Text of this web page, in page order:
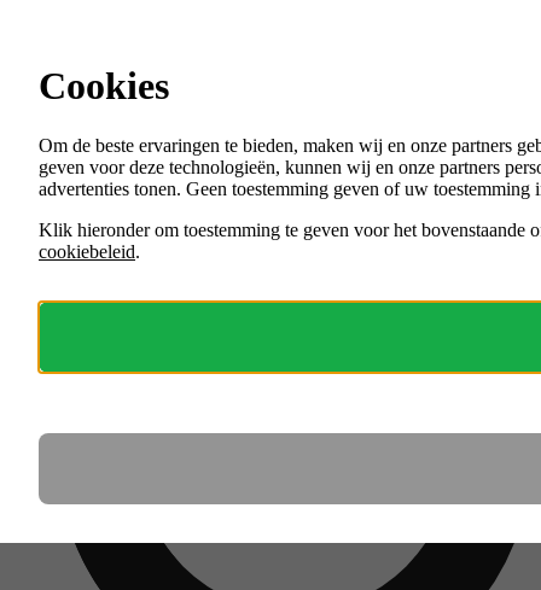
Menu
VACATURES
ORGANISATIES
Cookies
Om de beste ervaringen te bieden, maken wij en onze partners
geven voor deze technologieën, kunnen wij en onze partners
advertenties tonen. Geen toestemming geven of uw
Klik hieronder om toestemming te geven voor het bovenstaande
cookiebeleid.